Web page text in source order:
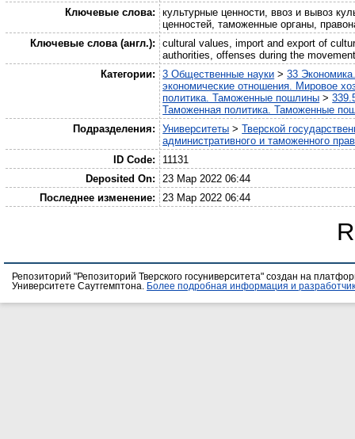
Ключевые слова:
культурные ценности, ввоз и вывоз
ценностей, таможенные органы,
Ключевые слова (англ.):
cultural values, import and export of
authorities, offenses during the
Категории:
3 Общественные науки >33
экономические отношения. Мировое
политика. Таможенные пошлины >
Таможенная политика. Таможенные
Подразделения:
Университеты >Тверской
административного и таможенного
ID Code:
11131
Deposited On:
23 Мар 2022 06:44
Последнее изменение:
23 Мар 2022 06:44
Репозиторий "Репозиторий Тверского госуниверситета" создан на
Университете Саутгемптона. Более подробная информация и